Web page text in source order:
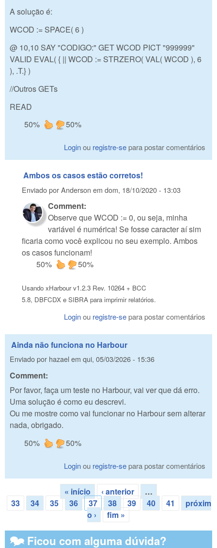
A solução é:
WCOD := SPACE( 6 )
@ 10,10 SAY "CODIGO:" GET WCOD PICT "999999"
VALID EVAL( { || WCOD := STRZERO( VAL( WCOD ), 6
), .T.} )
//Outros GETs
READ
50%
50%
Loginou registre-separa postar comentários
Ambos os casos estão corretos!
Enviado porAnderson em dom, 18/10/2020 - 13:03
Comment:
Observe que WCOD := 0, ou seja, minha
variável é numérica! Se fosse caracter aí sim
ficaria como você explicou no seu exemplo. Ambos
os casos funcionam!
50%
50%
Usando xHarbour v1.2.3 Rev. 10264 + BCC
5.8, DBFCDX e SIBRA para imprimir relatórios.
Loginou registre-separa postar comentários
Ainda não funciona no Harbour
Enviado por hazaelem qui, 05/03/2026 - 15:36
Comment:
Por favor, faça um teste no Harbour, vai ver que dá erro.
Uma solução é como eu descrevi.
Ou me mostre como vai funcionar no Harbour sem alterar
nada, obrigado.
50%
50%
Loginou registre-separa postar comentários
Páginas
« início ‹ anterior
…
33
34 35 36 37 38 39 40 41
próxim
o ›
fim »
🗫 Ficou com alguma dúvida?